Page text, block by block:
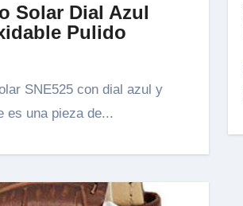
Solar Dial Azul
Pulido
es una pieza de...